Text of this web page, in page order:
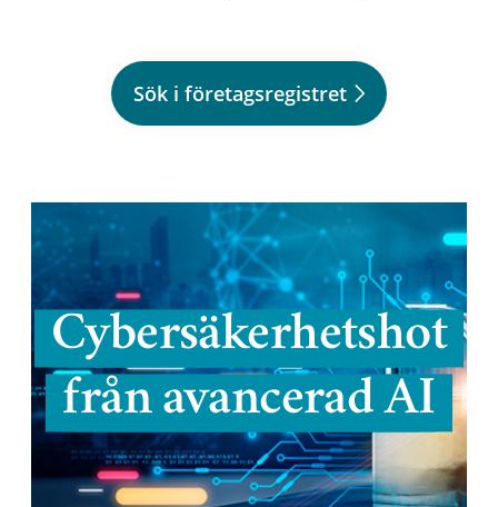
Sök i företagsregistret
Cybersäkerhetshot
från avancerad AI